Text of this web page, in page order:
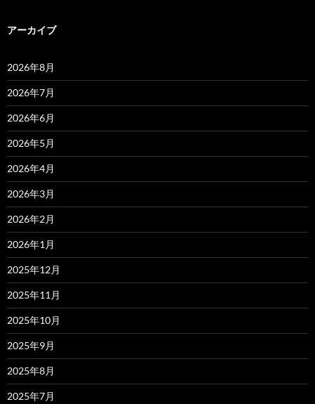
アーカイブ
2026年8月
2026年7月
2026年6月
2026年5月
2026年4月
2026年3月
2026年2月
2026年1月
2025年12月
2025年11月
2025年10月
2025年9月
2025年8月
2025年7月